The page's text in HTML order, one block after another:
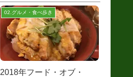
02.グルメ・食べ歩き
2018年フード・オブ・